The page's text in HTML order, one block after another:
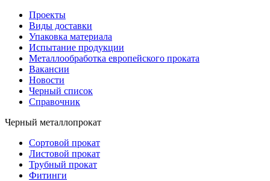
Проекты
Виды доставки
Упаковка материала
Испытание продукции
Металлообработка европейского проката
Вакансии
Новости
Черный список
Справочник
Черный металлопрокат
Сортовой прокат
Листовой прокат
Трубный прокат
Фитинги